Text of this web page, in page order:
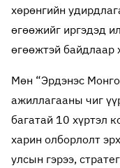
хөрөнгийн
өгөөжийг иргэдэд
өгөөжтэй байдлаар
Мөн “Эрдэнэс
ажиллагааны чиг
багатай 10 хүртэл
харин олборлолт
улсын гэрээ,